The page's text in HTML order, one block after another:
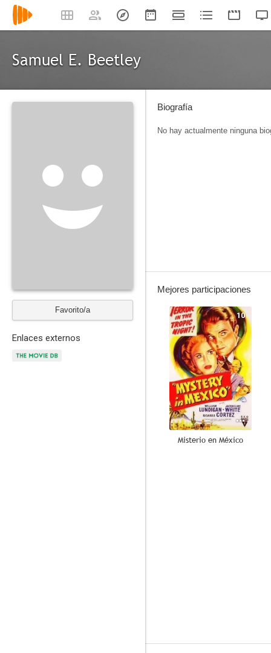
Samuel E. Beetley
Favorito/a
Enlaces externos
Biografía
No hay actualmente ninguna
Mejores participaciones
10
Misterio en México